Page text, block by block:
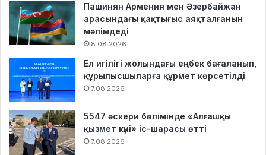
Пашинян Армения мен Әзербайжан
арасындағы қақтығыс аяқталғанын
мәлімдеді
8.08.2026
Ел игілігі жолындағы еңбек бағаланып,
құрылысшыларға құрмет көрсетілді
7.08.2026
5547 әскери бөлімінде «Алғашқы
қызмет күні» іс-шарасы өтті
7.08.2026